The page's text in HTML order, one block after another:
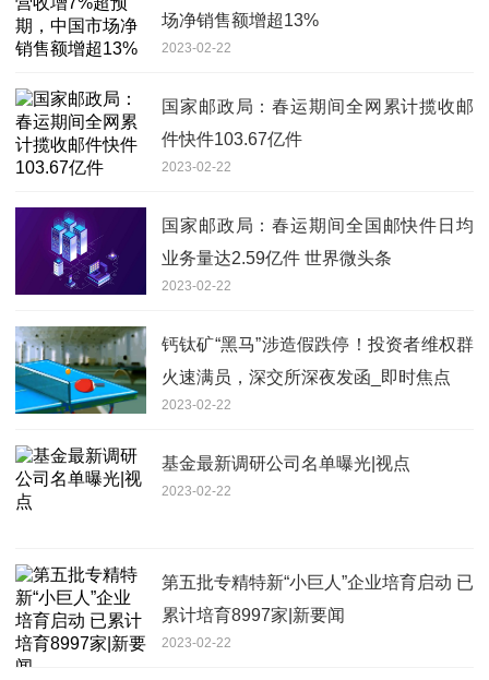
场净销售额增超13%
2023-02-22
国家邮政局：春运期间全网累计揽收邮
件快件103.67亿件
2023-02-22
国家邮政局：春运期间全国邮快件日均
业务量达2.59亿件 世界微头条
2023-02-22
钙钛矿“黑马”涉造假跌停！投资者维权群
火速满员，深交所深夜发函_即时焦点
2023-02-22
基金最新调研公司名单曝光|视点
2023-02-22
第五批专精特新“小巨人”企业培育启动 已
累计培育8997家|新要闻
2023-02-22